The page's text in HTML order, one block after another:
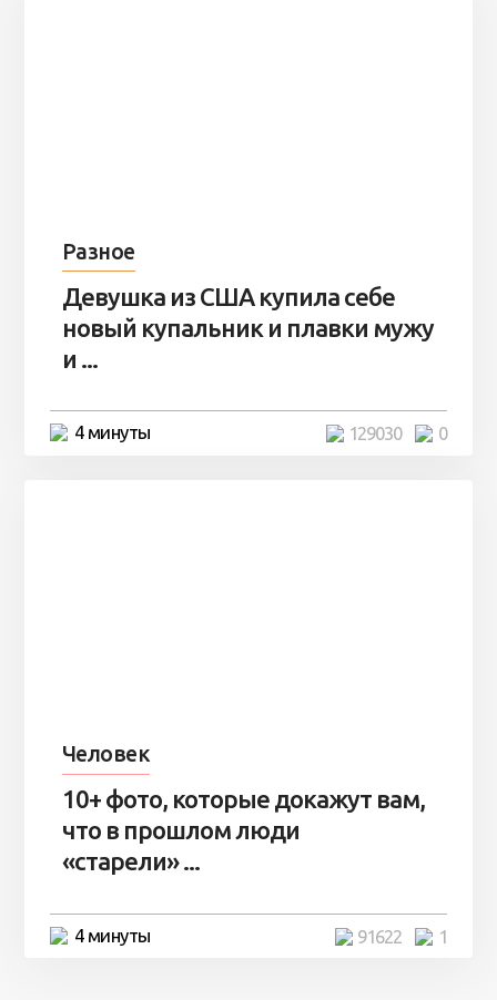
Разное
Девушка из США купила себе
новый купальник и плавки мужу
и ...
4 минуты 0
129030
Человек
10+ фото, которые докажут вам,
что в прошлом люди
«старели» ...
4 минуты 1
91622